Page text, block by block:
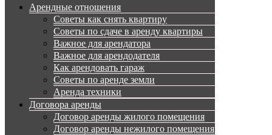
Арендные отношения
Советы как снять квартиру
Советы по сдаче в аренду квартиры
Важное для арендатора
Важное для арендодателя
Как арендовать гараж
Советы по аренде земли
Аренда техники
Договора аренды
Договор аренды жилого помещения
Договор аренды нежилого помещения